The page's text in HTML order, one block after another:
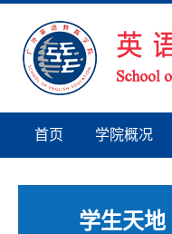
首页 学院概况
学生天地